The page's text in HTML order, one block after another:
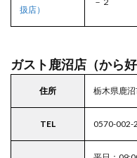
扱店）
ガスト鹿沼店（から好
住所 栃木県鹿
TEL 0570-002-